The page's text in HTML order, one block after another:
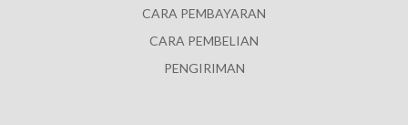
CARA PEMBAYARAN
CARA PEMBELIAN
PENGIRIMAN